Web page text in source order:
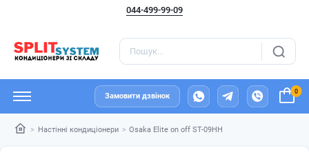
044-499-99-09
Замовити дзвінок
0
Настінні кондиціонери Osaka Elite on off ST-09HH